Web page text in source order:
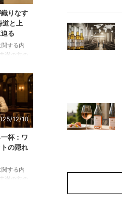
ストラン
に並ぶこ
た。そん
代初頭
日本国外
りなす
道と上
る
する内
満の方の
の魅力を
大な自
と、その
日本酒。
新たな形
す。JR北
品質な日
川大雪酒
ための連
の協定
造るだけ
12/10
杯：ワ
の隠れ
する内
満の方の